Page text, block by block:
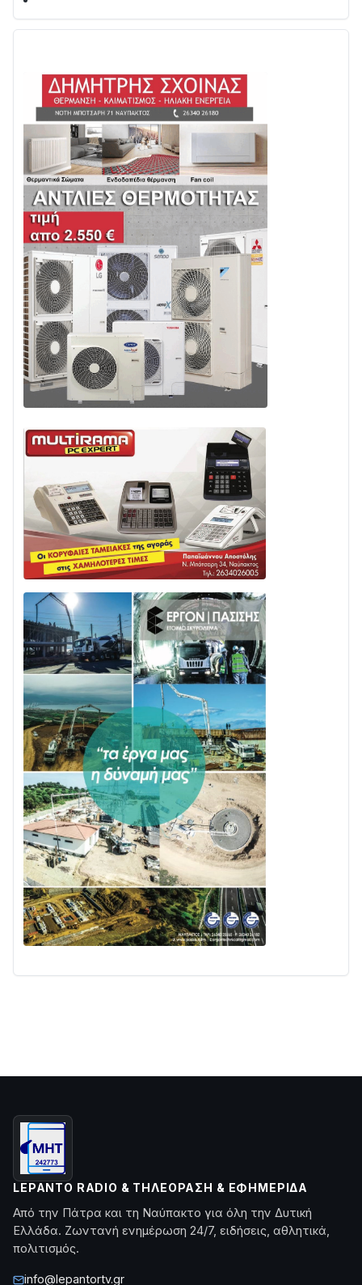
LEPANTO RADIO & ΤΗΛΕΌΡΑΣΗ & ΕΦΗΜΕΡΊΔΑ
Από την Πάτρα και τη Ναύπακτο για όλη την Δυτική
Ελλάδα. Ζωντανή ενημέρωση 24/7, ειδήσεις, αθλητικά,
πολιτισμός.
info@lepantortv.gr